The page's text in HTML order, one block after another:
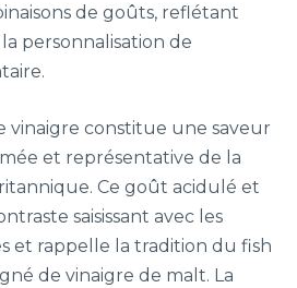
de goûts, reflétant
personnalisation de
vinaigre constitue une saveur
et représentative de la
Ce goût acidulé et
saisissant avec les
et rappelle la tradition du fish
de vinaigre de malt. La